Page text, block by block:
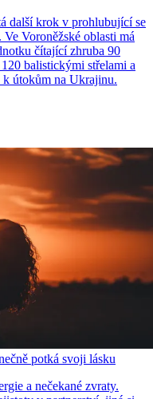
další krok v prohlubující se
Voroněžské oblasti má
čítající zhruba 90
balistickými střelami a
k útokům na Ukrajinu.
potká svoji lásku
a nečekané zvraty.